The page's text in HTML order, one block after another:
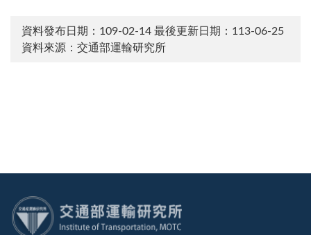
資料發布日期：109-02-14 最後更新日期：113-06-25
資料來源：交通部運輸研究所